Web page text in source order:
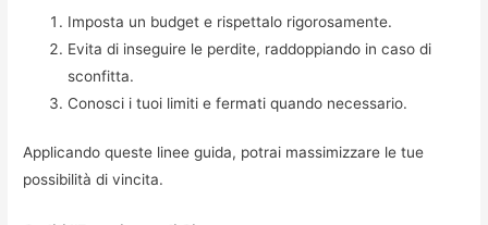
Imposta un budget e rispettalo rigorosamente.
Evita di inseguire le perdite, raddoppiando in caso di
sconfitta.
Conosci i tuoi limiti e fermati quando necessario.
Applicando queste linee guida, potrai massimizzare le tue
possibilità di vincita.